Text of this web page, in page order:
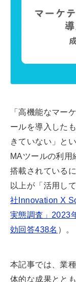
e
a
「高機能なマー
ールを導入した
きていない」と
MAツールの利用
搭載されている
以上が「活用し
社Innovation X
実態調査」2023
効回答438名 ）。
本記事では、業
体的な成果とと